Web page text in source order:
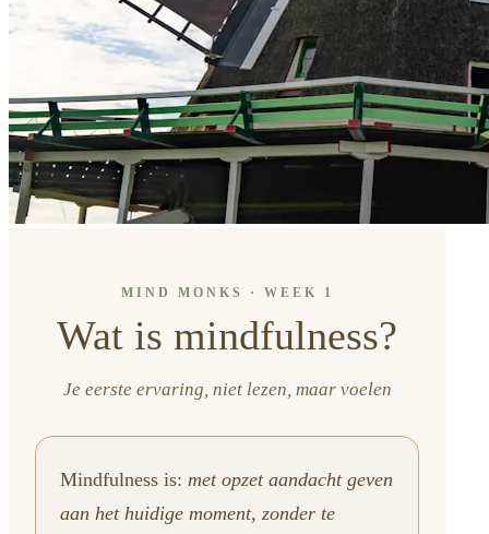
MIND MONKS · WEEK 1
Wat is mindfulness?
Je eerste ervaring, niet lezen, maar voelen
Mindfulness is: met opzet aandacht geven
aan het huidige moment, zonder te